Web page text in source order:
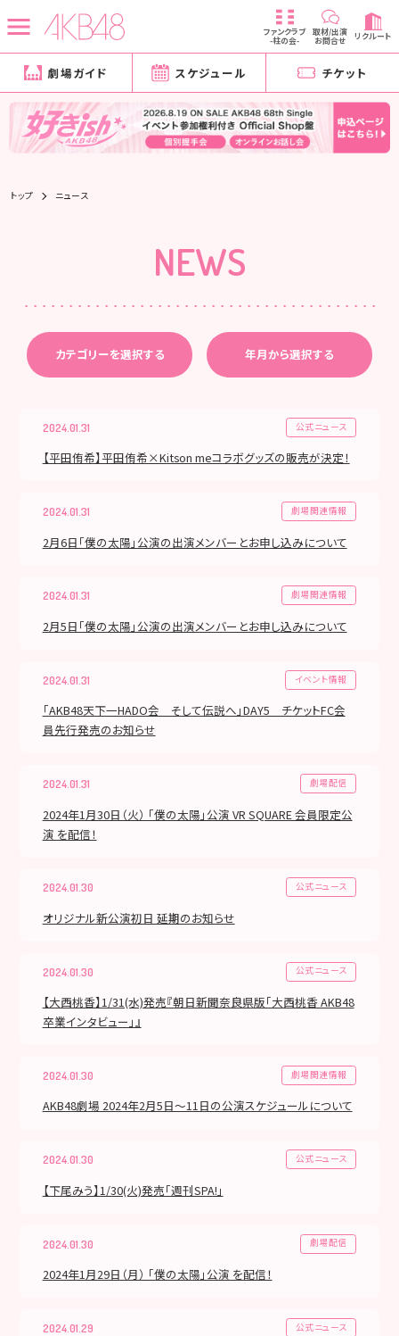
ファンクラブ
-柱の会-
取材/出演
お問合せ リクルート
劇場ガイド スケジュール チケット
トップ ニュース
NEWS
カテゴリーを選択する 年月から選択する
2024.01.31 公式ニュース
【平田侑希】平田侑希×Kitson meコラボグッズの販売が決定！
2024.01.31 劇場関連情報
2月6日「僕の太陽」公演の出演メンバーとお申し込みについて
2024.01.31 劇場関連情報
2月5日「僕の太陽」公演の出演メンバーとお申し込みについて
2024.01.31 イベント情報
「AKB48天下一HADO会 そして伝説へ」DAY5 チケットFC会
員先行発売のお知らせ
2024.01.31 劇場配信
2024年1月30日（火） 「僕の太陽」公演 VR SQUARE 会員限定公
演 を配信！
2024.01.30 公式ニュース
オリジナル新公演初日 延期のお知らせ
2024.01.30 公式ニュース
【大西桃香】1/31(水)発売『朝日新聞奈良県版「大西桃香 AKB48
卒業インタビュー」』
2024.01.30 劇場関連情報
AKB48劇場 2024年2月5日～11日の公演スケジュールについて
2024.01.30 公式ニュース
【下尾みう】1/30(火)発売「週刊SPA!」
2024.01.30 劇場配信
2024年1月29日（月） 「僕の太陽」公演 を配信！
2024.01.29 公式ニュース